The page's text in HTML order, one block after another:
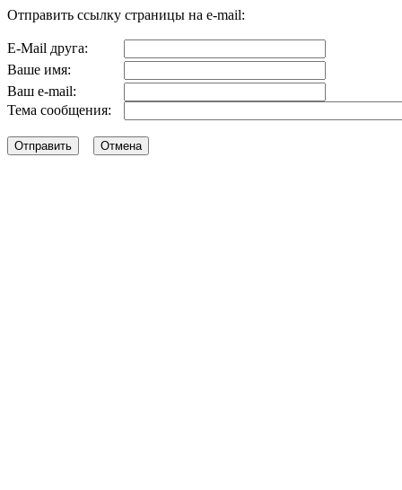
Отправить ссылку страницы на e-mail:
E-Mail друга:
Ваше имя:
Ваш e-mail:
Тема сообщения: